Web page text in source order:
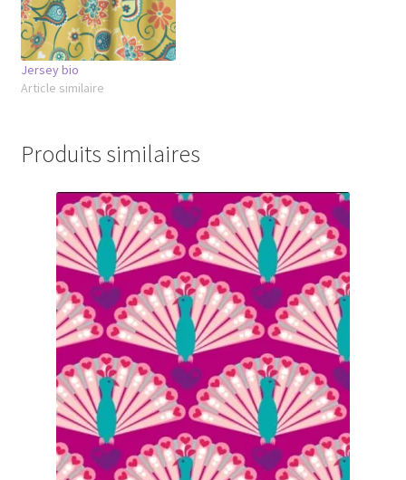
Jersey bio
Article similaire
Produits similaires